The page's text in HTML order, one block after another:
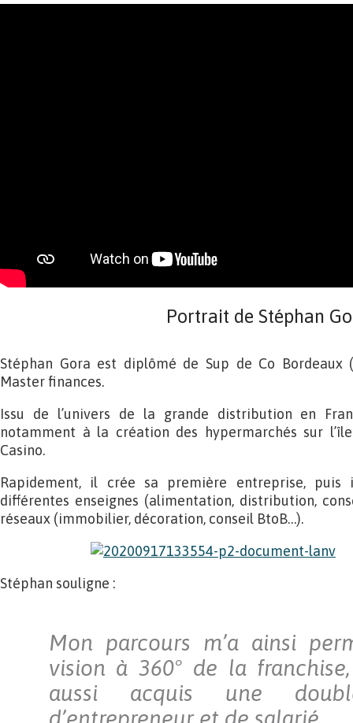
Portrait de Stéphan
Stéphan Gora est diplômé de Sup de Co Bordeaux
Master finances.
Issu de l’univers de la grande distribution en
notamment à la création des hypermarchés sur
Casino.
Rapidement, il crée sa première entreprise,
différentes enseignes (alimentation, distribution,
réseaux (immobilier, décoration, conseil BtoB…).
Stéphan souligne :
Mon parcours m’a ainsi
vision à 360° de la
aussi acquis une